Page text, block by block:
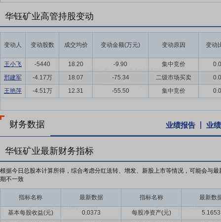
华钰矿业高管持股变动
变动人 变动股数 成交均价 变动金额(万元) 变动原因 变动
王小飞 -5440 18.20 -9.90 集中竞价
邢建军
-4.17万 18.07 -75.34 二级市场买卖
王艳萍
-4.51万 12.31 -55.50 集中竞价
财务数据 业绩报告 业
华钰矿业最新财务指标
根据今日总股本计算所得，综合考虑分红送转、增发、新股上市等情况，可能会与最
期不一致
指标名称 最新数据 指标名称 最新数
基本每股收益(元) 0.0373 每股净资产(元)
5.1653